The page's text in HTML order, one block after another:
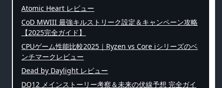
Atomic Heart レビュー
CoD MWIII 最強キルストリーク設定＆キャンペーン攻略
【2025完全ガイド】
CPUゲーム性能比較2025｜Ryzen vs Core iシリーズのベ
ンチマークレビュー
Dead by Daylight レビュー
DQ12 メインストーリー考察＆未来の伏線予想 完全ガイ